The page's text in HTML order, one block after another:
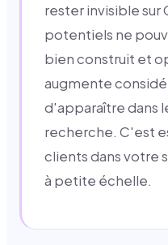
rester invisible sur
potentiels ne
bien construit et
augmente
d'apparaître dans
recherche. C'est
clients dans votre
à petite échelle.